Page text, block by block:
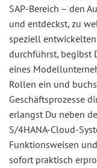
SAP-Bereich – den
und entdeckst, zu
speziell entwickelten
durchführst, begibst
eines
Rollen ein und
Geschäftsprozesse
erlangst Du neben
S/4HANA-Cloud-
Funktionsweisen
sofort praktisch